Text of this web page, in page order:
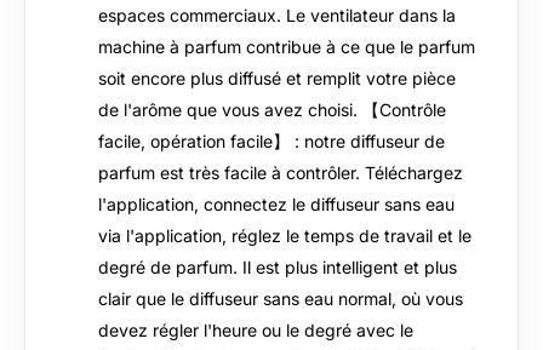
espaces commerciaux. Le ventilateur dans la
machine à parfum contribue à ce que le parfum
soit encore plus diffusé et remplit votre pièce
de l'arôme que vous avez choisi. 【Contrôle
facile, opération facile】 : notre diffuseur de
parfum est très facile à contrôler. Téléchargez
l'application, connectez le diffuseur sans eau
via l'application, réglez le temps de travail et le
degré de parfum. Il est plus intelligent et plus
clair que le diffuseur sans eau normal, où vous
devez régler l'heure ou le degré avec le